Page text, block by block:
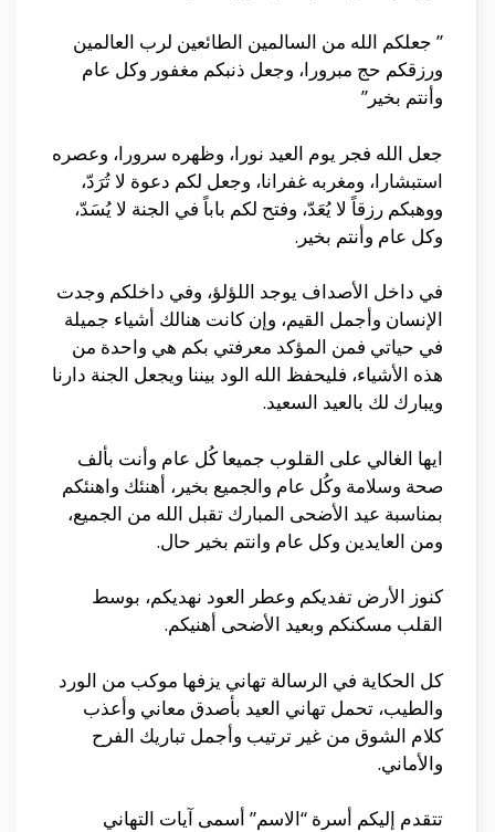
” جعلكم الله من السالمين الطائعين لرب العالمين
ورزقكم حج مبرورا، وجعل ذنبكم مغفور وكل عام
وأنتم بخير”
جعل الله فجر يوم العيد نورا، وظهره سرورا، وعصره
استبشارا، ومغربه غفرانا، وجعل لكم دعوة لا تُرَدّ،
ووهبكم رزقاً لا يُعَدّ، وفتح لكم باباً في الجنة لا يُسَدّ،
وكل عام وأنتم بخير.
في داخل الأصداف يوجد اللؤلؤ، وفي داخلكم وجدت
الإنسان وأجمل القيم، وإن كانت هنالك أشياء جميلة
في حياتي فمن المؤكد معرفتي بكم هي واحدة من
هذه الأشياء، فليحفظ الله الود بيننا ويجعل الجنة دارنا
ويبارك لك بالعيد السعيد.
ايها الغالي على القلوب جميعا كُل عام وأنت بألف
صحة وسلامة وكُل عام والجميع بخير، أهنئك واهنئكم
بمناسبة عيد الأضحى المبارك تقبل الله من الجميع،
ومن العايدين وكل عام وانتم بخير حال.
كنوز الأرض تفديكم وعطر العود نهديكم، بوسط
القلب مسكنكم وبعيد الأضحى أهنيكم.
كل الحكاية في الرسالة تهاني يزفها موكب من الورد
والطيب، تحمل تهاني العيد بأصدق معاني وأعذب
كلام الشوق من غير ترتيب وأجمل تباريك الفرح
والأماني.
تتقدم إليكم أسرة “الاسم” أسمى آيات التهاني